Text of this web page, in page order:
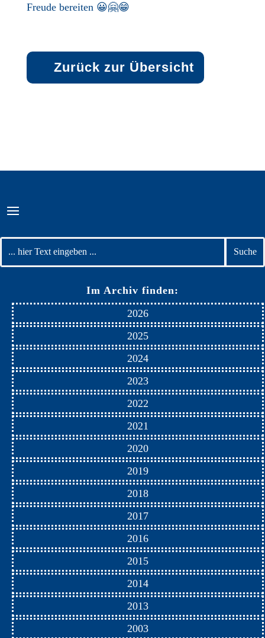
Freude bereiten 😀🤗😁
Zurück zur Übersicht
Im Archiv finden:
2026
2025
2024
2023
2022
2021
2020
2019
2018
2017
2016
2015
2014
2013
2003